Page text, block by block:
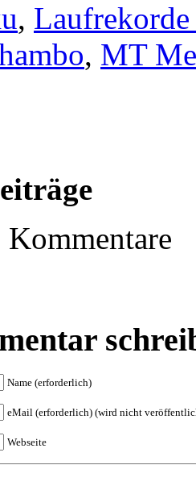
,
, MT
Name (erforderlich)
eMail (erforderlich) (wird nicht
Webseite